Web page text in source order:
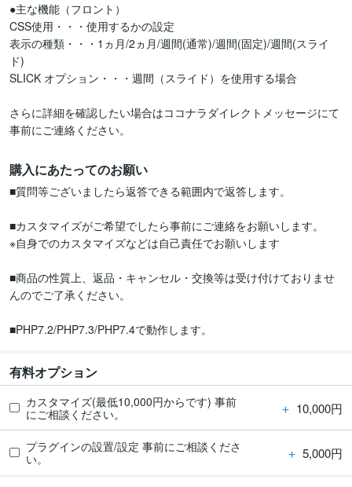
●主な機能（フロント）
CSS使用・・・使用するかの設定
表示の種類・・・1ヵ月/2ヵ月/週間(通常)/週間(固定)/週間(スライ
ド)
SLICK オプション・・・週間（スライド）を使用する場合
さらに詳細を確認したい場合はココナラダイレクトメッセージにて
事前にご連絡ください。
購入にあたってのお願い
■質問等ございましたら返答できる範囲内で返答します。
■カスタマイズがご希望でしたら事前にご連絡をお願いします。
※自身でのカスタマイズなどは自己責任でお願いします
■商品の性質上、返品・キャンセル・交換等は受け付けておりませ
んのでご了承ください。
■PHP7.2/PHP7.3/PHP7.4で動作します。
有料オプション
カスタマイズ(最低10,000円からです) 事前
にご相談ください。
＋ 10,000円
プラグインの設置/設定 事前にご相談くださ
い。
＋ 5,000円